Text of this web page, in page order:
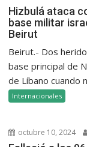
Hizbulá ataca
base militar
Beirut
Beirut.- Dos
base principal de
de Líbano cuando
Internacionales
octubre 10, 2024